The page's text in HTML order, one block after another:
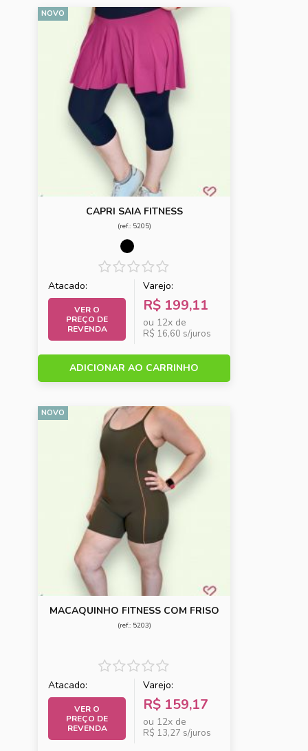
NOVO
CAPRI SAIA FITNESS
(ref.: 5205)
Atacado:
VER O
PREÇO DE
REVENDA
Varejo:
R$ 199,11
ou 12x de
R$ 16,60 s/juros
ADICIONAR AO CARRINHO
NOVO
MACAQUINHO FITNESS COM FRISO
(ref.: 5203)
Atacado:
VER O
PREÇO DE
REVENDA
Varejo:
R$ 159,17
ou 12x de
R$ 13,27 s/juros